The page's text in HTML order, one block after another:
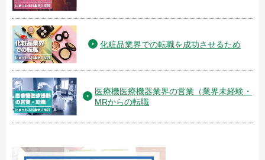
化粧品業界での転職を成功させるため
医療機医療機器業界の営業（業界未経験・
MRからの転職